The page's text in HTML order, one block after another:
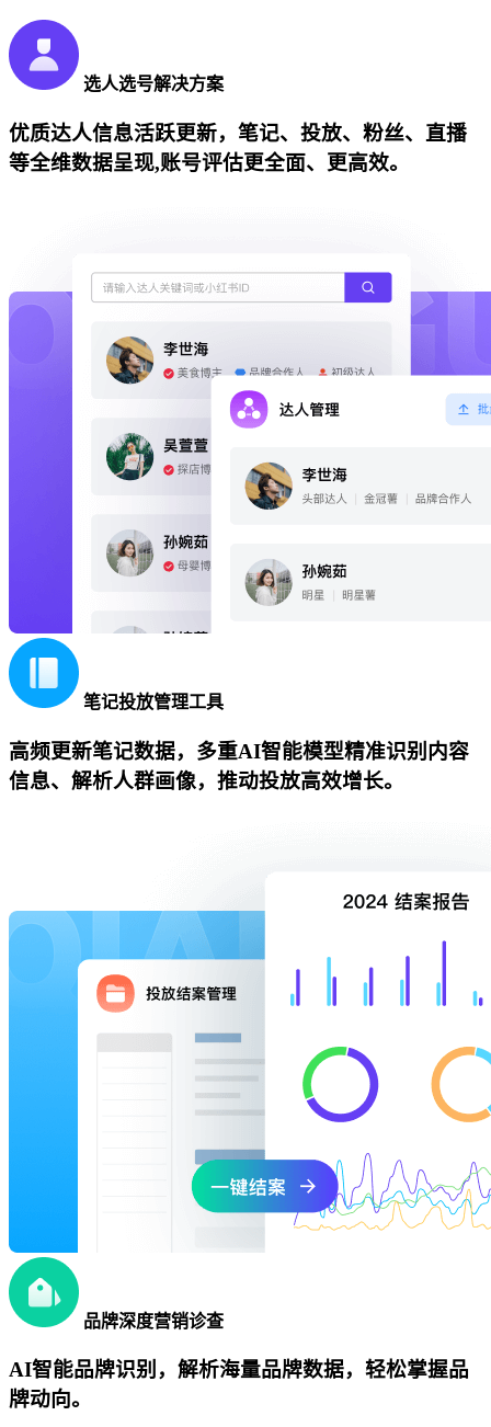
选人选号解决方案
优质达人信息活跃更新，笔记、投放、粉丝、直播
等全维数据呈现,账号评估更全面、更高效。
笔记投放管理工具
高频更新笔记数据，多重AI智能模型精准识别内容
信息、解析人群画像，推动投放高效增长。
品牌深度营销诊查
AI智能品牌识别，解析海量品牌数据，轻松掌握品
牌动向。